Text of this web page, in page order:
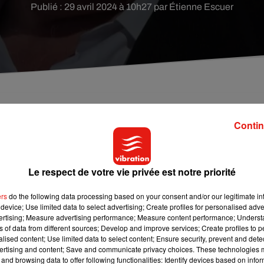
Publié : 29 avril 2024 à 10h27 par Étienne Escuer
sexuelles, est convoqué ce lundi 29 avril
garde à vue.
sexuelles, l’acteur castelroussin âgé de 75 ans
parisien en vue d’un placement en garde à vue.
comédienne, il doit de nouveau être entendu pour des
sur le tournage d’un film en Maine-et-Loire, à Doué-la-
Le respect de votre vie privée est notre priorité
do the following data processing based on your consent and/or our legitimate
Use limited data to select advertising; Create profiles for personalised
Measure advertising performance; Measure content performance;
of data from different sources; Develop and improve services; Create profiles to
content; Use limited data to select content; Ensure security, prevent and
and content; Save and communicate privacy choices. These technologies
browsing data to offer following functionalities: Identify devices based on